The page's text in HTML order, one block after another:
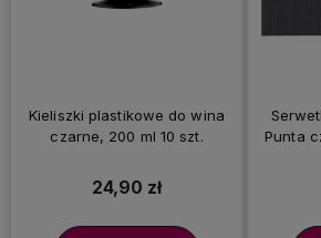
Kieliszki plastikowe do wina
czarne, 200 ml 10 szt.
24,90 zł
Punta